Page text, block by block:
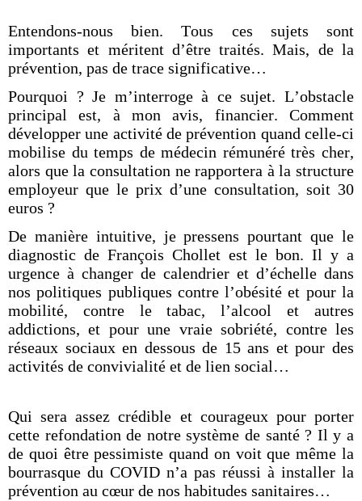
Entendons-nous bien. Tous ces sujets sont
importants et méritent d’être traités. Mais, de la
prévention, pas de trace significative…
Pourquoi ? Je m’interroge à ce sujet. L’obstacle
principal est, à mon avis, financier. Comment
développer une activité de prévention quand celle-ci
mobilise du temps de médecin rémunéré très cher,
alors que la consultation ne rapportera à la structure
employeur que le prix d’une consultation, soit 30
euros ?
De manière intuitive, je pressens pourtant que le
diagnostic de François Chollet est le bon. Il y a
urgence à changer de calendrier et d’échelle dans
nos politiques publiques contre l’obésité et pour la
mobilité, contre le tabac, l’alcool et autres
addictions, et pour une vraie sobriété, contre les
réseaux sociaux en dessous de 15 ans et pour des
activités de convivialité et de lien social…
Qui sera assez crédible et courageux pour porter
cette refondation de notre système de santé ? Il y a
de quoi être pessimiste quand on voit que même la
bourrasque du COVID n’a pas réussi à installer la
prévention au cœur de nos habitudes sanitaires…